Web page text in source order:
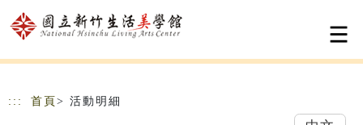
跳到主要內容
網站導覽
::: 首頁 > 活動明細
中文